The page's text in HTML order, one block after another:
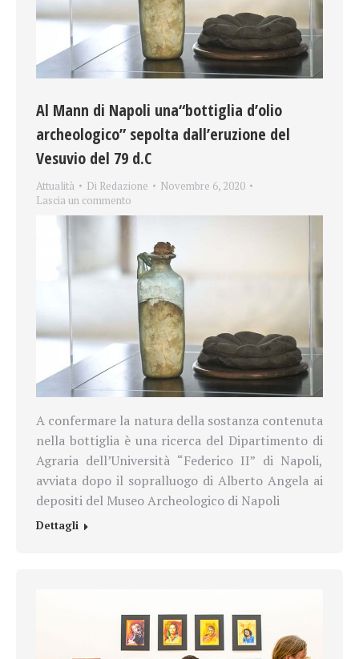
Al Mann di Napoli una“bottiglia d’olio
archeologico” sepolta dall’eruzione del
Vesuvio del 79 d.C
Attualità Di Redazione
Novembre 6, 2020
Lascia un commento
A confermare la natura della sostanza contenuta
nella bottiglia è una ricerca del Dipartimento di
Agraria dell’Università “Federico II” di Napoli,
avviata dopo il sopralluogo di Alberto Angela ai
depositi del Museo Archeologico di Napoli
Dettagli